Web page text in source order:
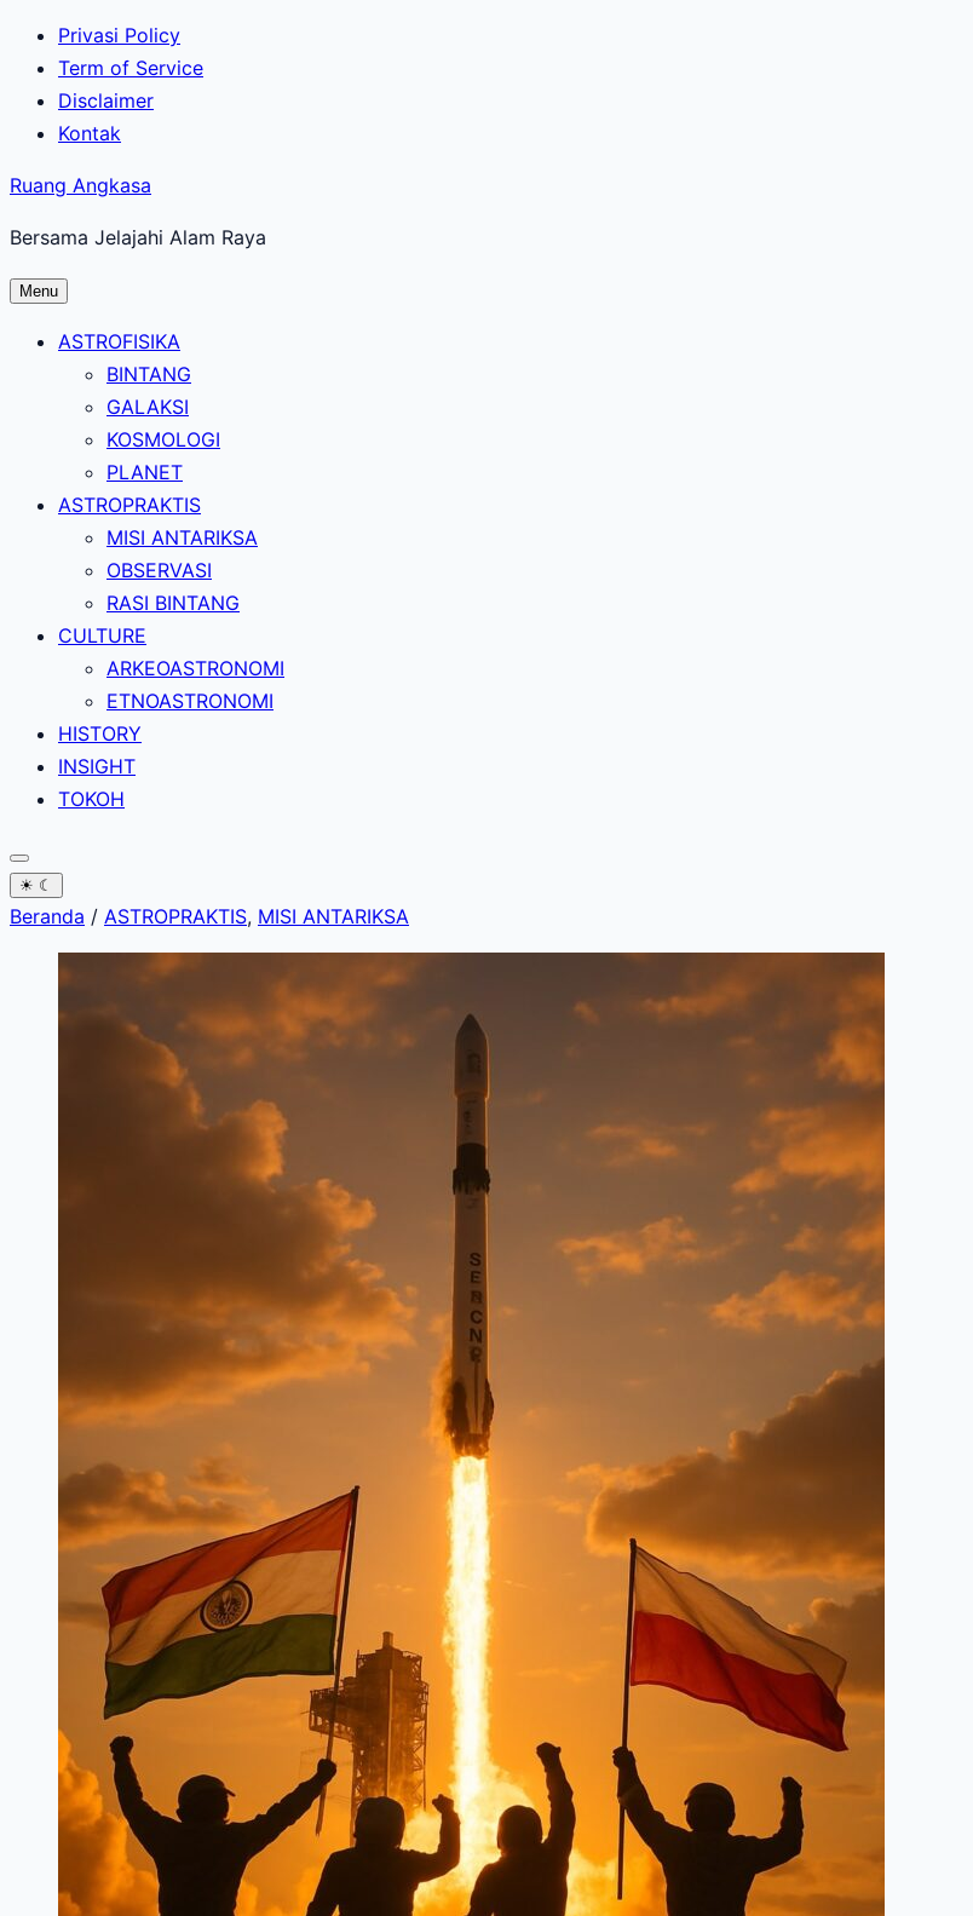
Lewati
konten
utama
Privasi Policy
Term of Service
Disclaimer
Kontak
Ruang Angkasa
Bersama Jelajahi Alam Raya
Menu
ASTROFISIKA
BINTANG
GALAKSI
KOSMOLOGI
PLANET
ASTROPRAKTIS
MISI ANTARIKSA
OBSERVASI
RASI BINTANG
CULTURE
ARKEOASTRONOMI
ETNOASTRONOMI
HISTORY
INSIGHT
TOKOH
☀ ☾
Beranda / ASTROPRAKTIS, MISI ANTARIKSA